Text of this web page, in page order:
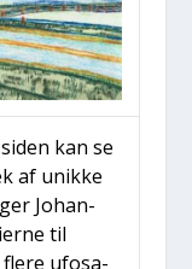
kan se
af unik­ke
Johan­
til
fle­re ufosa­